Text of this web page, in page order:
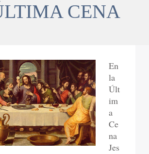
CENA
En
la
Últ
im
a
Ce
na
Jes